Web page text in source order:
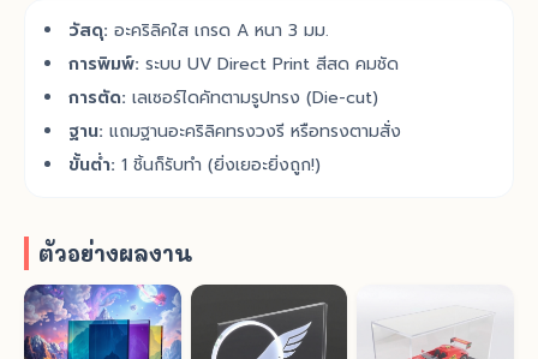
วัสดุ: อะคริลิคใส เกรด A หนา 3 มม.
การพิมพ์: ระบบ UV Direct Print สีสด คมชัด
การตัด: เลเซอร์ไดคัทตามรูปทรง (Die-cut)
ฐาน: แถมฐานอะคริลิคทรงวงรี หรือทรงตามสั่ง
ขั้นต่ำ: 1 ชิ้นก็รับทำ (ยิ่งเยอะยิ่งถูก!)
ตัวอย่างผลงาน